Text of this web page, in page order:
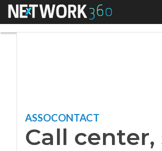
Menu
ASSOCONTACT
Call